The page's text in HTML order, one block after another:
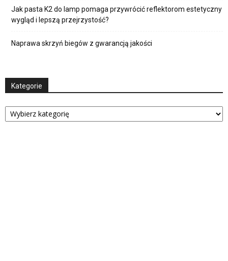
Jak pasta K2 do lamp pomaga przywrócić reflektorom estetyczny
wygląd i lepszą przejrzystość?
Naprawa skrzyń biegów z gwarancją jakości
Kategorie
Kategorie